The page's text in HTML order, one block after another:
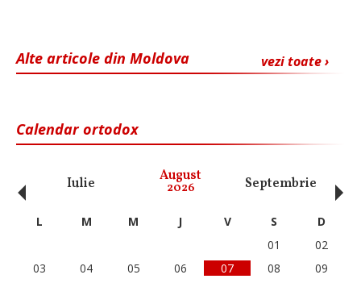
vezi toate ›
Alte articole din Moldova
Calendar ortodox
Iulie August
2026 Septembrie
‹ L M M J V S
D
01
02
03
04 05 06 07 08
09